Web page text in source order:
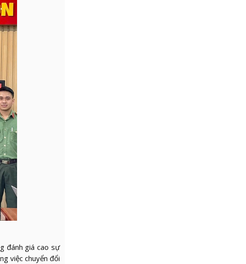
đánh giá cao sự
việc chuyển đổi